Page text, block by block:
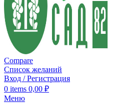
Compare
Список желаний
Вход / Регистрация
0 items 0,00 ₽
Меню